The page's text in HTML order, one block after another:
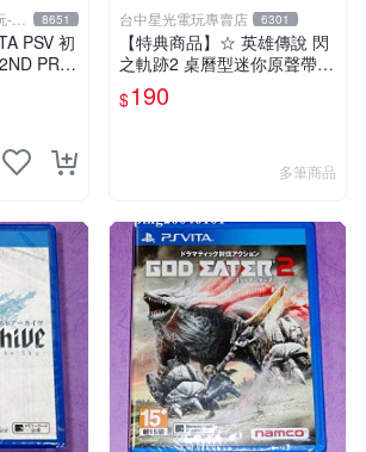
8651
PSV 初
PRO
文版 台
台中星光電玩專賣店 6301
【特典商品】☆ 英雄傳說 閃
之軌跡2 桌曆型迷你原聲帶 C
D ☆全新品【現貨供應 可挑
款】台中星光電玩
$190
多筆商品